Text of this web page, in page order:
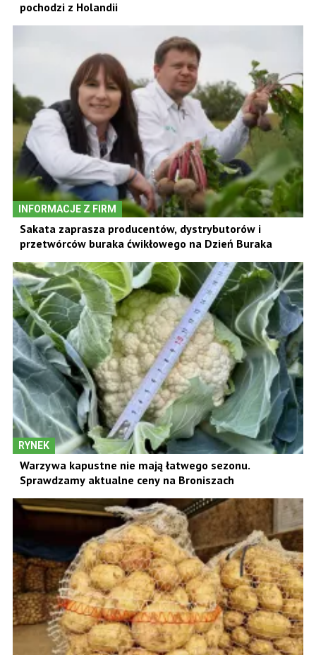
pochodzi z Holandii
INFORMACJE Z FIRM
Sakata zaprasza producentów, dystrybutorów i
przetwórców buraka ćwikłowego na Dzień Buraka
RYNEK
Warzywa kapustne nie mają łatwego sezonu.
Sprawdzamy aktualne ceny na Broniszach